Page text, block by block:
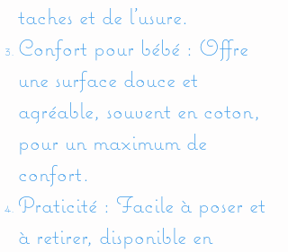
taches et de l'usure.
Confort pour bébé : Offre
une surface douce et
agréable, souvent en coton,
pour un maximum de
confort.
Praticité : Facile à poser et
à retirer, disponible en